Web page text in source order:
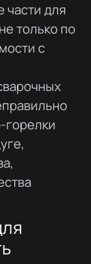
части для
только по
с
горелки